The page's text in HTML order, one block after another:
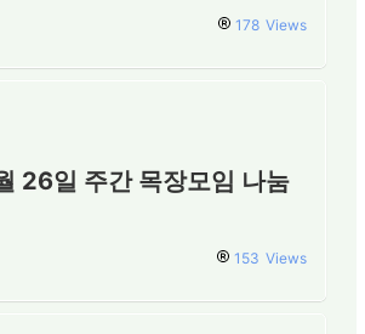
178 Views
26일 주간 목장모임 나눔
153 Views